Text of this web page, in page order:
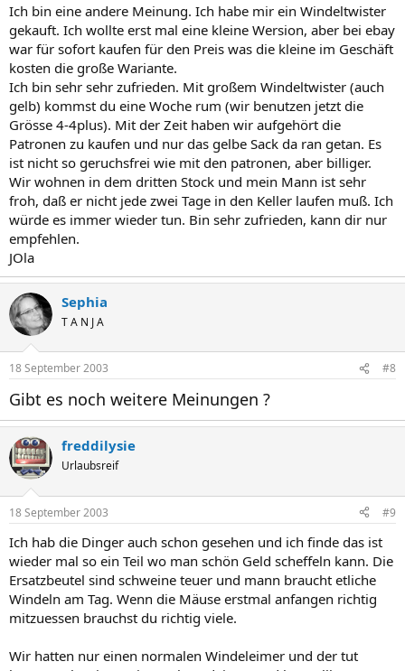
Ich bin eine andere Meinung. Ich habe mir ein Windeltwister
gekauft. Ich wollte erst mal eine kleine Wersion, aber bei ebay
war für sofort kaufen für den Preis was die kleine im Geschäft
kosten die große Wariante.
Ich bin sehr sehr zufrieden. Mit großem Windeltwister (auch
gelb) kommst du eine Woche rum (wir benutzen jetzt die
Grösse 4-4plus). Mit der Zeit haben wir aufgehört die
Patronen zu kaufen und nur das gelbe Sack da ran getan. Es
ist nicht so geruchsfrei wie mit den patronen, aber billiger.
Wir wohnen in dem dritten Stock und mein Mann ist sehr
froh, daß er nicht jede zwei Tage in den Keller laufen muß. Ich
würde es immer wieder tun. Bin sehr zufrieden, kann dir nur
empfehlen.
JOla
Sephia
T A N J A
18 September 2003 #8
Gibt es noch weitere Meinungen ?
freddilysie
Urlaubsreif
18 September 2003 #9
Ich hab die Dinger auch schon gesehen und ich finde das ist
wieder mal so ein Teil wo man schön Geld scheffeln kann. Die
Ersatzbeutel sind schweine teuer und mann braucht etliche
Windeln am Tag. Wenn die Mäuse erstmal anfangen richtig
mitzuessen brauchst du richtig viele.
Wir hatten nur einen normalen Windeleimer und der tut